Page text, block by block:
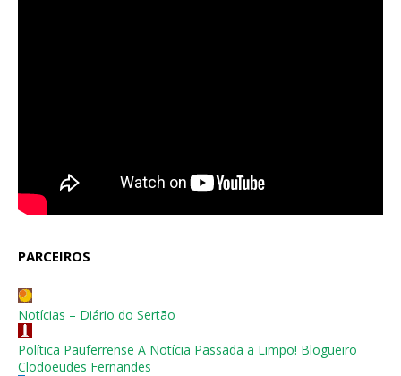
PARCEIROS
Notícias – Diário do Sertão
Política Pauferrense A Notícia Passada a Limpo! Blogueiro
Clodoeudes Fernandes